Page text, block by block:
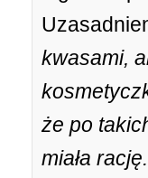
kwasami,
że po
miała